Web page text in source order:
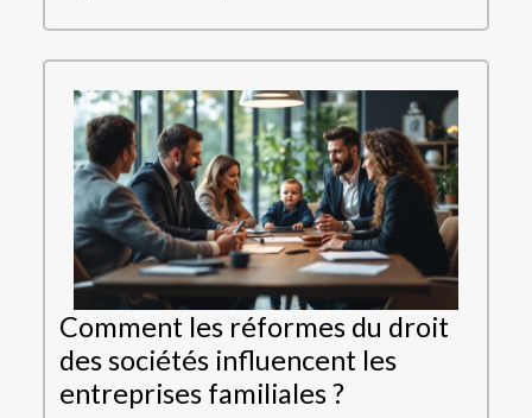
Comment les réformes du droit
des sociétés influencent les
entreprises familiales ?